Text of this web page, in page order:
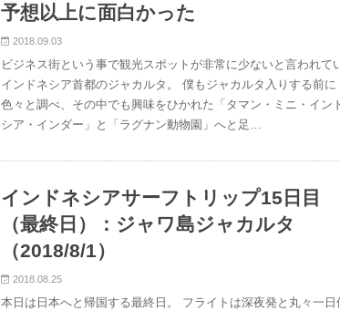
予想以上に面白かった
2018.09.03
ビジネス街という事で観光スポットが非常に少ないと言われて
インドネシア首都のジャカルタ。 僕もジャカルタ入りする前に
色々と調べ、その中でも興味をひかれた「タマン・ミニ・イン
シア・インダー」と「ラグナン動物園」へと足…
インドネシアサーフトリップ15日目
（最終日）：ジャワ島ジャカルタ
（2018/8/1）
2018.08.25
本日は日本へと帰国する最終日。 フライトは深夜発と丸々一日